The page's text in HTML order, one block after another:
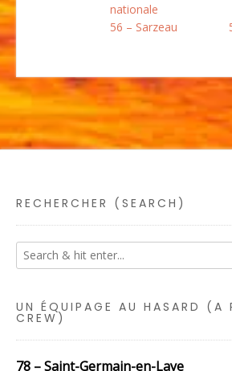
nationale
56 – Sarzeau
RECHERCHER (SEARCH)
UN ÉQUIPAGE AU HASARD (A
CREW)
78 – Saint-Germain-en-Laye